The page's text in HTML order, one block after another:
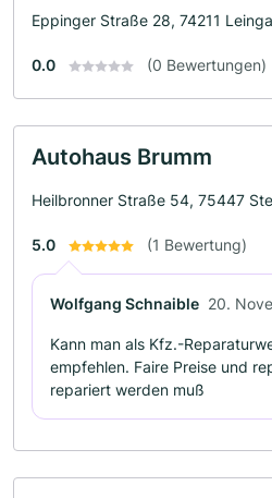
Eppinger Straße 28, 74211
0.0 (0 Bewertungen)
Autohaus Brumm
Heilbronner Straße 54, 75447
5.0 (1 Bewertung)
Wolfgang Schnaible 20.
Kann man als Kfz.-
empfehlen. Faire Preise und
repariert werden muß